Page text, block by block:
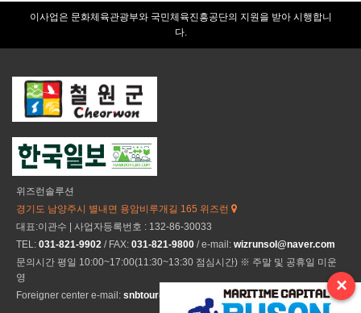
이사업은 문화체육관광부와 국민체육진흥공단의 지원을 받아 시행합니
다.
위즈런솔루션
경기도 남양주시 별내면 용암비루개길 165 위즈런
대표:이관수 | 사업자등록번호 : 132-86-30033
TEL: 031-821-9902 / FAX: 031-821-9800 / e-mail: wizrunsol@naver.com
문의시간 평일 10:00~17:00(11:30~13:30 점심시간) ※ 주말 및 공휴일 미운
영
Foreigner center e-mail: snbtour@naver.com ×